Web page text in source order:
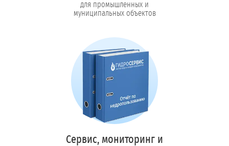
для промышленных и
муниципальных объектов
Сервис, мониторинг и